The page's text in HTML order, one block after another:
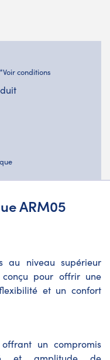
conditions
ARM05
au niveau supérieur
pour offrir une
et un confort
un compromis